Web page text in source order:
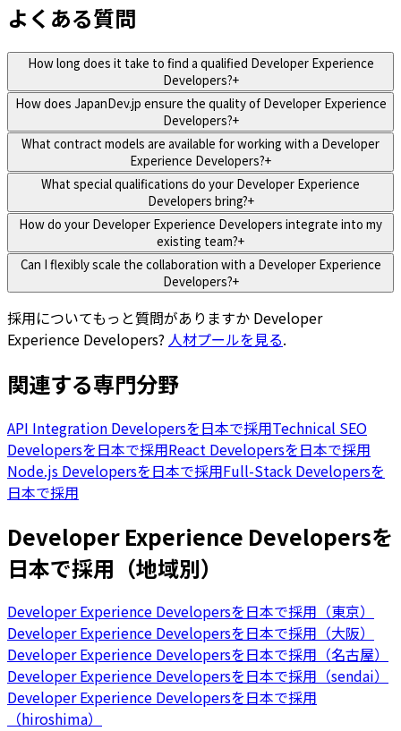
よくある質問
How long does it take to find a qualified Developer Experience
Developers?+
How does JapanDev.jp ensure the quality of Developer Experience
Developers?+
What contract models are available for working with a Developer
Experience Developers?+
What special qualifications do your Developer Experience
Developers bring?+
How do your Developer Experience Developers integrate into my
existing team?+
Can I flexibly scale the collaboration with a Developer Experience
Developers?+
採用についてもっと質問がありますか Developer
Experience Developers? 人材プールを見る.
関連する専門分野
API Integration Developersを日本で採用Technical SEO
Developersを日本で採用React Developersを日本で採用
Node.js Developersを日本で採用Full-Stack Developersを
日本で採用
Developer Experience Developersを
日本で採用（地域別）
Developer Experience Developersを日本で採用（東京）
Developer Experience Developersを日本で採用（大阪）
Developer Experience Developersを日本で採用（名古屋）
Developer Experience Developersを日本で採用（sendai）
Developer Experience Developersを日本で採用
（hiroshima）